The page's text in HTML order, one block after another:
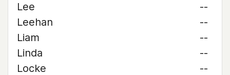
Lee
--
Leehan
--
Liam
--
Linda
--
Locke
--